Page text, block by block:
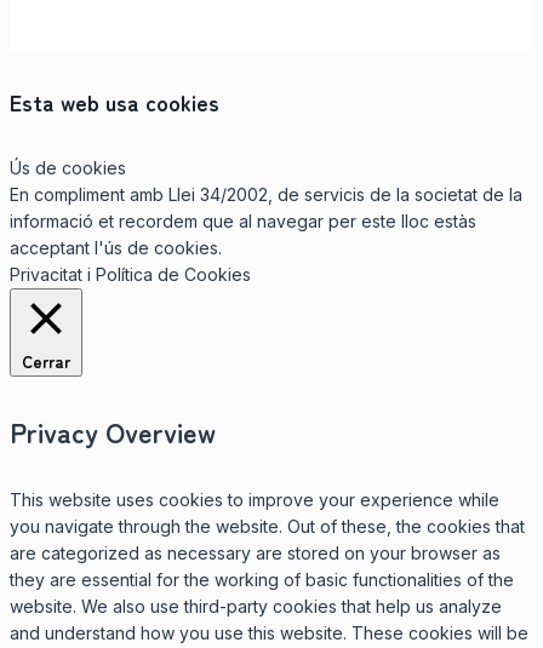
Esta web usa cookies
Ús de cookies
En compliment amb Llei 34/2002, de servicis de la societat de la
informació et recordem que al navegar per este lloc estàs
acceptant l'ús de cookies.
Privacitat i Política de Cookies
Cerrar
Privacy Overview
This website uses cookies to improve your experience while
you navigate through the website. Out of these, the cookies that
are categorized as necessary are stored on your browser as
they are essential for the working of basic functionalities of the
website. We also use third-party cookies that help us analyze
and understand how you use this website. These cookies will be